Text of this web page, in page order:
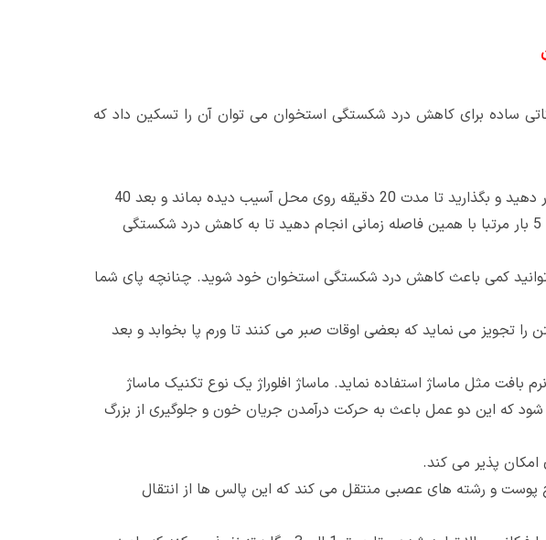
ساده برای کاهش درد شکستگی استخوان می توان آن را تسکین داد که
یخ درمانی: می توانید کمپرس یخ را روی محل قرار دهید البته حوله نازکی را بین پوست خود و یخ قرار دهید و بگذارید تا مدت 20 دقیقه روی محل آسیب دیده بماند و بعد 40
دقیقه استراحت داده و دوباره یخ را روی محل به مدت 20 دقیقه قرار دهید که این عمل را می توانید 5 بار مرتبا با همین فاصله زمانی انجام دهید تا به کاهش درد شکستگی
کمی باعث کاهش درد شکستگی استخوان خود شوید. چنانچه پای شما
تجویز می نماید که بعضی اوقات صبر می کنند تا ورم پا بخوابد و بعد
مثل ماساژ استفاده نماید. ماساژ افلوراژ یک نوع تکنیک ماساژ
که این دو عمل باعث به حرکت درآمدن جریان خون و جلوگیری از بزرگ
امکان پذیر می کند.
و رشته های عصبی منتقل می کند که این پالس ها از انتقال